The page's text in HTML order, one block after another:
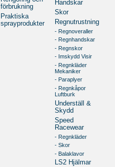
förbrukning
Praktiska
sprayprodukter
Handskar
Skor
Regnutrustning
- Regnoveraller
- Regnhandskar
- Regnskor
- Imskydd Visir
- Regnkläder
Mekaniker
- Paraplyer
- Regnkåpor
Luftburk
Underställ &
Skydd
Speed
Racewear
- Regnkläder
- Skor
- Balaklavor
LS2 Hjälmar